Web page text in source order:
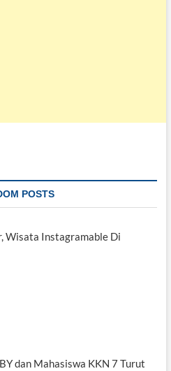
POSTS
Wisata Instagramable Di
dan Mahasiswa KKN 7 Turut